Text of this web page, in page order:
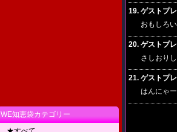
WE知恵袋カテゴリー
19. ゲストプ
おもしろ
20. ゲストプ
さしおり
21. ゲストプ
はんにゃー